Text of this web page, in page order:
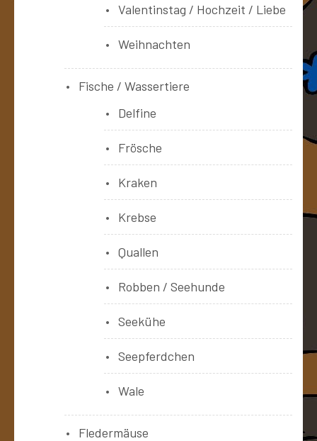
Valentinstag / Hochzeit / Liebe
Weihnachten
Fische / Wassertiere
Delfine
Frösche
Kraken
Krebse
Quallen
Robben / Seehunde
Seekühe
Seepferdchen
Wale
Fledermäuse